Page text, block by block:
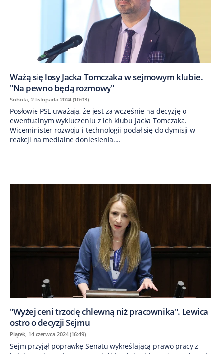
Ważą się losy Jacka Tomczaka w sejmowym klubie.
"Na pewno będą rozmowy"
Sobota, 2 listopada 2024 (10:03)
Posłowie PSL uważają, że jest za wcześnie na decyzję o
ewentualnym wykluczeniu z ich klubu Jacka Tomczaka.
Wiceminister rozwoju i technologii podał się do dymisji w
reakcji na medialne doniesienia....
"Wyżej ceni trzodę chlewną niż pracownika". Lewica
ostro o decyzji Sejmu
Piątek, 14 czerwca 2024 (16:49)
Sejm przyjął poprawkę Senatu wykreślającą prawo pracy z